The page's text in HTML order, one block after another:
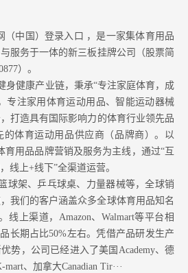
（中国）登录入口 ，是一家集体育用品
服务于一体的新三板挂牌公司（股票简
）。
身健康产业链，秉承“专注家庭体育，成
专注家用体育运动用品、智能运动器械
打造具有国际影响力的体育行业领先品
的体育运动用品供应商（品牌商）。以
育用品品牌营销及服务为主线，通过“互
线上+线下”全渠道运营。
球架、乒乓球桌、力量器械等，全球销
我们的客户涵盖众多全球体育用品知名
线上渠道，Amazon、Walmart等平台相
长期占比50%左右。凭借产品研发生产
势，公司已经进入了美国Academy、德
、加拿大Canadian Tir···